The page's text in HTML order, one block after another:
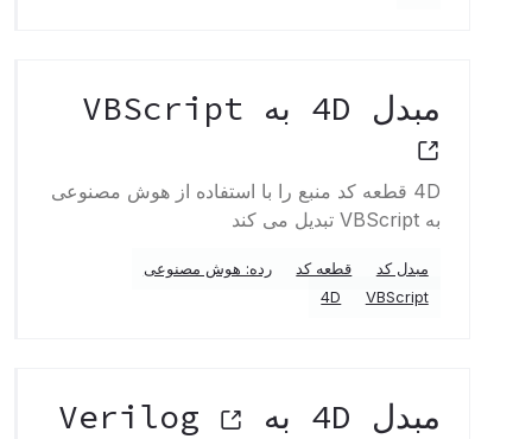
مبدل 4D به VBScript
4D قطعه کد منبع را با استفاده از هوش مصنوعی
به VBScript تبدیل می کند
مبدل کد قطعه کد
رده: هوش مصنوعی
VBScript
4D
مبدل 4D به Verilog